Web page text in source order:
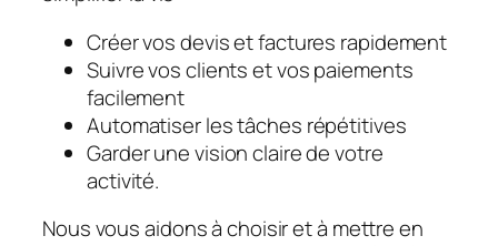
Créer vos devis et factures rapidement
Suivre vos clients et vos paiements
facilement
Automatiser les tâches répétitives
Garder une vision claire de votre
activité.
Nous vous aidons à choisir et à mettre en